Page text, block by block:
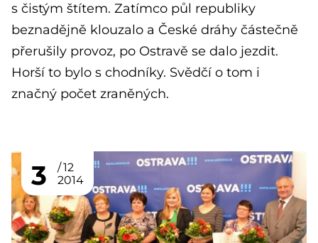
s čistým štítem. Zatímco půl republiky
beznadějně klouzalo a České dráhy částečně
přerušily provoz, po Ostravě se dalo jezdit.
Horší to bylo s chodníky. Svědčí o tom i
značný počet zraněných.
3
12
2014